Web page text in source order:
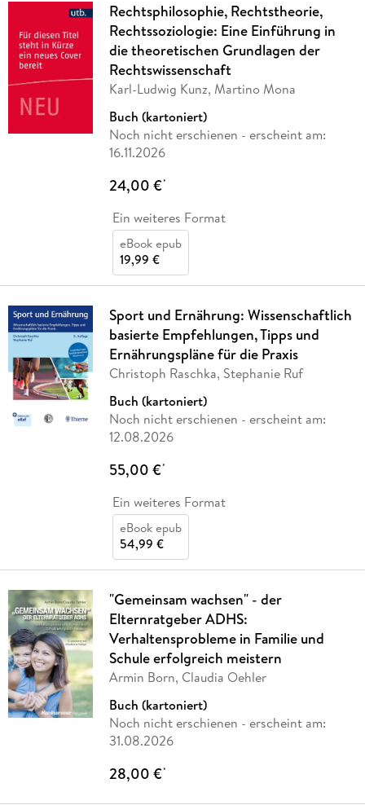
Rechtsphilosophie, Rechtstheorie,
Rechtssoziologie: Eine Einführung in
die theoretischen Grundlagen der
Rechtswissenschaft
Karl-Ludwig Kunz, Martino Mona
Buch (kartoniert)
Noch nicht erschienen - erscheint am:
16.11.2026
24,00 €*
Ein weiteres Format
eBook epub
19,99 €
Sport und Ernährung: Wissenschaftlich
basierte Empfehlungen, Tipps und
Ernährungspläne für die Praxis
Christoph Raschka, Stephanie Ruf
Buch (kartoniert)
Noch nicht erschienen - erscheint am:
12.08.2026
55,00 €*
Ein weiteres Format
eBook epub
54,99 €
"Gemeinsam wachsen" - der
Elternratgeber ADHS:
Verhaltensprobleme in Familie und
Schule erfolgreich meistern
Armin Born, Claudia Oehler
Buch (kartoniert)
Noch nicht erschienen - erscheint am:
31.08.2026
28,00 €*